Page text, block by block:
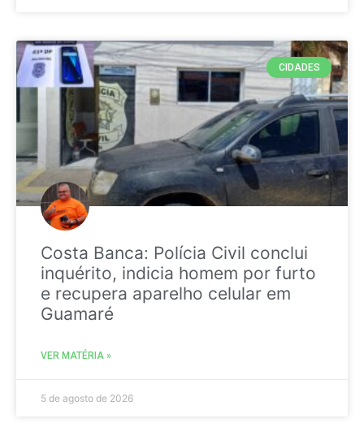
CIDADES
Costa Banca: Polícia Civil conclui
inquérito, indicia homem por furto
e recupera aparelho celular em
Guamaré
VER MATÉRIA »
5 de agosto de 2026